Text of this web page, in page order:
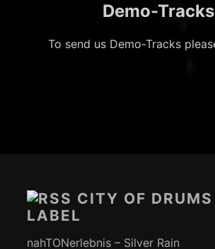
Demo-Tracks
To send us Demo-Tracks
CITY OF
LABEL
nahTONerlebnis – Silver Rain